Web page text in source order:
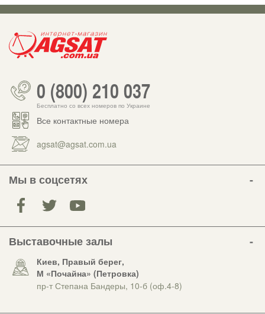
0 (800) 210 037
Бесплатно со всех номеров по Украине
Все контактные номера
agsat@agsat.com.ua
Мы в соцсетях
Выставочные залы
Киев, Правый берег,
М «Почайна» (Петровка)
пр-т Степана Бандеры, 10-б (оф.4-8)